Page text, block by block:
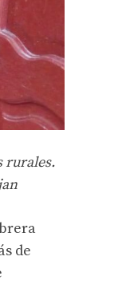
rurales.
de